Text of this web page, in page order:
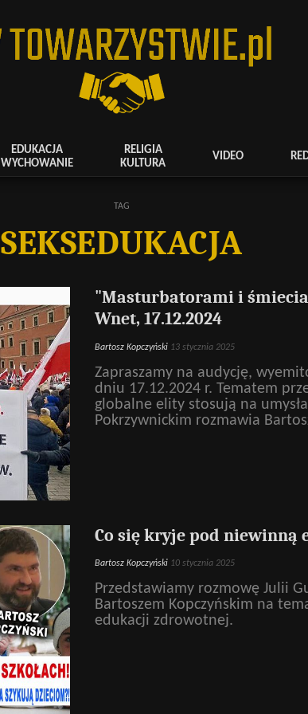
EDUKACJA
WYCHOWANIE
RELIGIA
KULTURA
VIDEO
TAG
SEKSEDUKACJA
"Masturbatorami i
Wnet, 17.12.2024
Bartosz Kopczyński 13 stycznia 2025
Zapraszamy na audycję,
dniu 17.12.2024 r. Tematem
globalne elity stosują na
Pokrzywnickim rozmawia
Co się kryje pod niewinną
Bartosz Kopczyński 10 stycznia 2025
Przedstawiamy rozmowę Julii
Bartoszem Kopczyńskim na
edukacji zdrowotnej.